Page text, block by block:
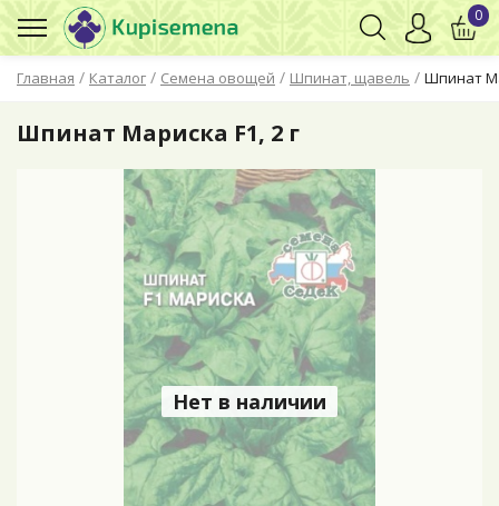
Главная / Каталог / Семена овощей / Шпинат, щавель / Шпинат
0
Шпинат Мариска F1, 2 г
Нет в наличии